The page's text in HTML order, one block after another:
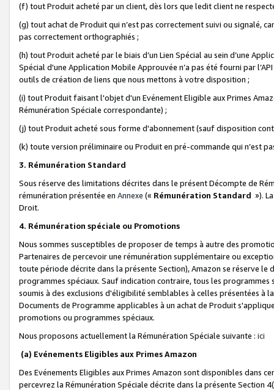
(f) tout Produit acheté par un client, dès lors que ledit client ne
(g) tout achat de Produit qui n’est pas correctement suivi ou signalé,
pas correctement orthographiés ;
(h) tout Produit acheté par le biais d’un Lien Spécial au sein d’une
Spécial d'une Application Mobile Approuvée n’a pas été fourni par
outils de création de liens que nous mettons à votre disposition ;
(i) tout Produit faisant l'objet d'un Evénement Eligible aux Primes
Rémunération Spéciale correspondante) ;
(j) tout Produit acheté sous forme d'abonnement (sauf disposition
(k) toute version préliminaire ou Produit en pré-commande qui n’est
3. Rémunération Standard
Sous réserve des limitations décrites dans le présent Décompte de
rémunération présentée en Annexe (« Rémunération Standard »).
Droit.
4. Rémunération spéciale ou Promotions
Nous sommes susceptibles de proposer de temps à autre des
Partenaires de percevoir une rémunération supplémentaire ou
toute période décrite dans la présente Section), Amazon se réserve
programmes spéciaux. Sauf indication contraire, tous les
soumis à des exclusions d'éligibilité semblables à celles présentées à
Documents de Programme applicables à un achat de Produit
promotions ou programmes spéciaux.
Nous proposons actuellement la Rémunération Spéciale suivante : ici
(a) Evénements Eligibles aux Primes Amazon
Des Evénements Eligibles aux Primes Amazon sont disponibles dans
percevrez la Rémunération Spéciale décrite dans la présente Section